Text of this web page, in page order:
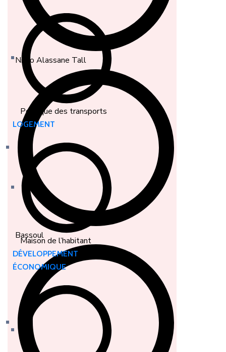
Nioro Alassane Tall
Bassoul
Politique des transports
LOGEMENT
Maison de l’habitant
DÉVELOPPEMENT
ÉCONOMIQUE